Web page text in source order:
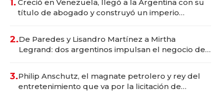
1. Creció en Venezuela, llegó a la Argentina con su
título de abogado y construyó un imperio
2.De Paredes y Lisandro Martínez a Mirtha
Legrand: dos argentinos impulsan el negocio del
3.Philip Anschutz, el magnate petrolero y rey del
entretenimiento que va por la licitación de